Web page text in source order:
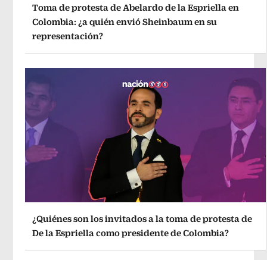
Toma de protesta de Abelardo de la Espriella en
Colombia: ¿a quién envió Sheinbaum en su
representación?
¿Quiénes son los invitados a la toma de protesta de
De la Espriella como presidente de Colombia?